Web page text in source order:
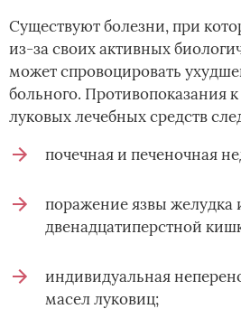
Существуют болезни, при
из-за своих активных
может спровоцировать
больного. Противопоказания
луковых лечебных средств
почечная и печеночная
поражение язвы желудка
двенадцатиперстной
индивидуальная
масел луковиц;